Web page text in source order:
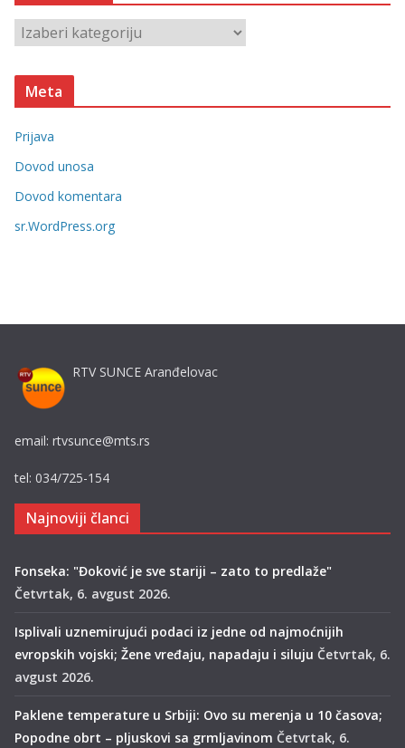
v
a
t
o
r
i
e
Meta
Prijava
Dovod unosa
Dovod komentara
sr.WordPress.org
RTV SUNCE Aranđelovac
email: rtvsunce@mts.rs
tel: 034/725-154
Najnoviji članci
Fonseka: "Đoković je sve stariji – zato to predlaže"
Četvrtak, 6. avgust 2026.
Isplivali uznemirujući podaci iz jedne od najmoćnijih
evropskih vojski; Žene vređaju, napadaju i siluju Četvrtak, 6.
avgust 2026.
Paklene temperature u Srbiji: Ovo su merenja u 10 časova;
Popodne obrt – pljuskovi sa grmljavinom Četvrtak, 6.